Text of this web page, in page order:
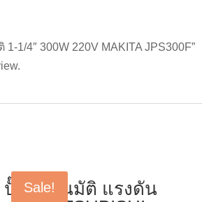
1/4″ 300W 220V MAKITA JPS300F”
Sale!
ปั๊มอัตโนมัติ แรงดัน